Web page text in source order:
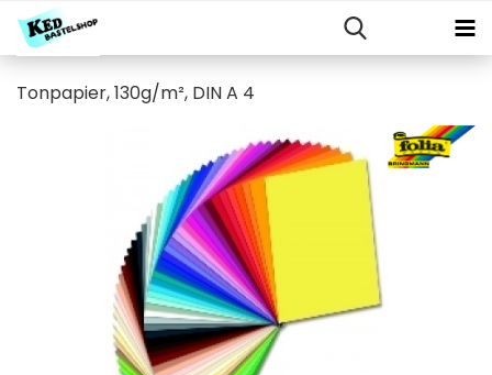
Tonpapier, 130g/m², DIN A 4